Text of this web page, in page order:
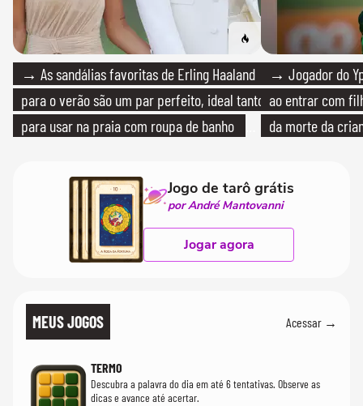
→ As sandálias favoritas de Erling Haaland
para o verão são um par perfeito, ideal tanto
para usar na praia com roupa de banho
→ Jogador do
ao entrar com
da morte da
Jogo de tarô grátis
por André Mantovanni
Jogar agora
MEUS JOGOS Acessar →
TERMO
Descubra a palavra do dia em até 6 tentativas. Observe as
dicas e avance até acertar.